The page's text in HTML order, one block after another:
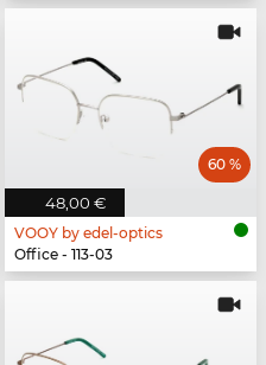
48,00 €
60 %
VOOY by edel-optics
Office - 113-03